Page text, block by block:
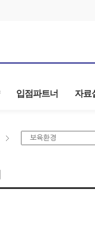
입점파트너 자료